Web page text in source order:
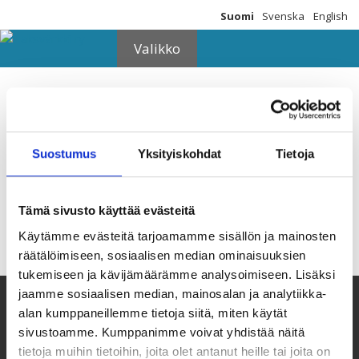
Suostumus Yksityiskohdat Tietoja
Tämä sivusto käyttää evästeitä
Käytämme evästeitä tarjoamamme sisällön ja mainosten
räätälöimiseen, sosiaalisen median ominaisuuksien
tukemiseen ja kävijämäärämme analysoimiseen. Lisäksi
jaamme sosiaalisen median, mainosalan ja analytiikka-
alan kumppaneillemme tietoja siitä, miten käytät
sivustoamme. Kumppanimme voivat yhdistää näitä
tietoja muihin tietoihin, joita olet antanut heille tai joita on
sisältöön
Suomi Svenska English
Valikko